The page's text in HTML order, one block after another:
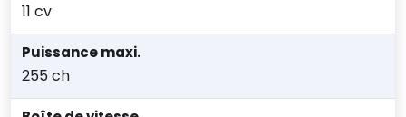
11 cv
Puissance maxi.
255 ch